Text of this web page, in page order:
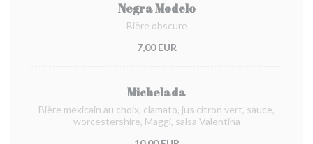
Negra Modelo
Bière obscure
7,00 EUR
Michelada
Bière mexicain au choix, clamato, jus citron vert, sauce,
worcestershire, Maggi, salsa Valentina